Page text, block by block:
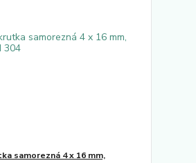
samorezná 4 x 16 mm,